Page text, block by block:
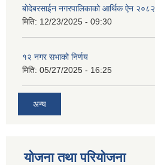
बोदेबरसाईन नगरपालिकाको आर्थिक ऐन २०८२
मिति: 12/23/2025 - 09:30
१२ नगर सभाको निर्णय
मिति: 05/27/2025 - 16:25
अन्य
योजना तथा परियोजना